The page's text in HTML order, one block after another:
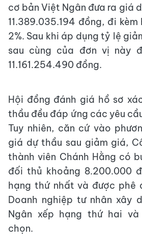
cơ bản Việt Ngân đưa ra giá
11.389.035.194 đồng, đi
2%. Sau khi áp dụng tỷ lệ
sau cùng của đơn vị này
11.161.254.490 đồng.
Hội đồng đánh giá hồ sơ
thầu đều đáp ứng các yêu
Tuy nhiên, căn cứ vào
giá dự thầu sau giảm giá,
thành viên Chánh Hằng có
đối thủ khoảng 8.200.000
hạng thứ nhất và được phê
Doanh nghiệp tư nhân xây
Ngân xếp hạng thứ hai
chọn.